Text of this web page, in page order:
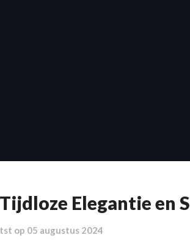
Elegantie
op 05 augustus 2024